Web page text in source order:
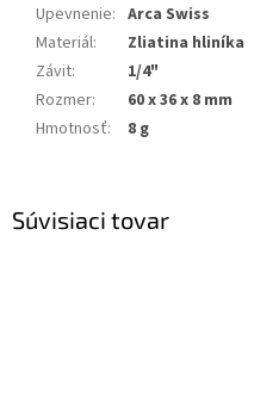
Súvisiaci tovar
Upevnenie: Arca Swiss
Materiál:
Zliatina hliníka
Závit:
1/4"
Rozmer:
60 x 36 x 8 mm
Hmotnosť: 8 g